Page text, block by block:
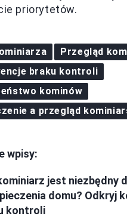
priorytetów.
Przegląd
braku kontroli
kominów
a przegląd
wpisy:
jest niezbędny
domu? Odkryj
kontroli